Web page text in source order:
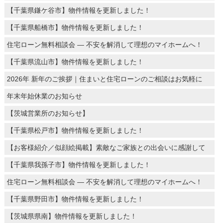
【千葉県鎌ケ谷市】物件情報を更新しました！
【千葉県船橋市】物件情報を更新しました！
住宅ローン無料相談会 ― 不安を解消して理想のマイホームへ！
【千葉県流山市】物件情報を更新しました！
2026年 新年のご挨拶｜住まいと住宅ローンのご相談はお気軽に
年末年始休業のお知らせ
【茨城営業所のお知らせ】
【千葉県松戸市】物件情報を更新しました！
【お客様紹介／似顔絵掲載】素敵なご家族との出会いに感謝して
【千葉県我孫子市】物件情報を更新しました！
住宅ローン無料相談会 ― 不安を解消して理想のマイホームへ！
【千葉県野田市】物件情報を更新しました！
【茨城県県南】物件情報を更新しました！